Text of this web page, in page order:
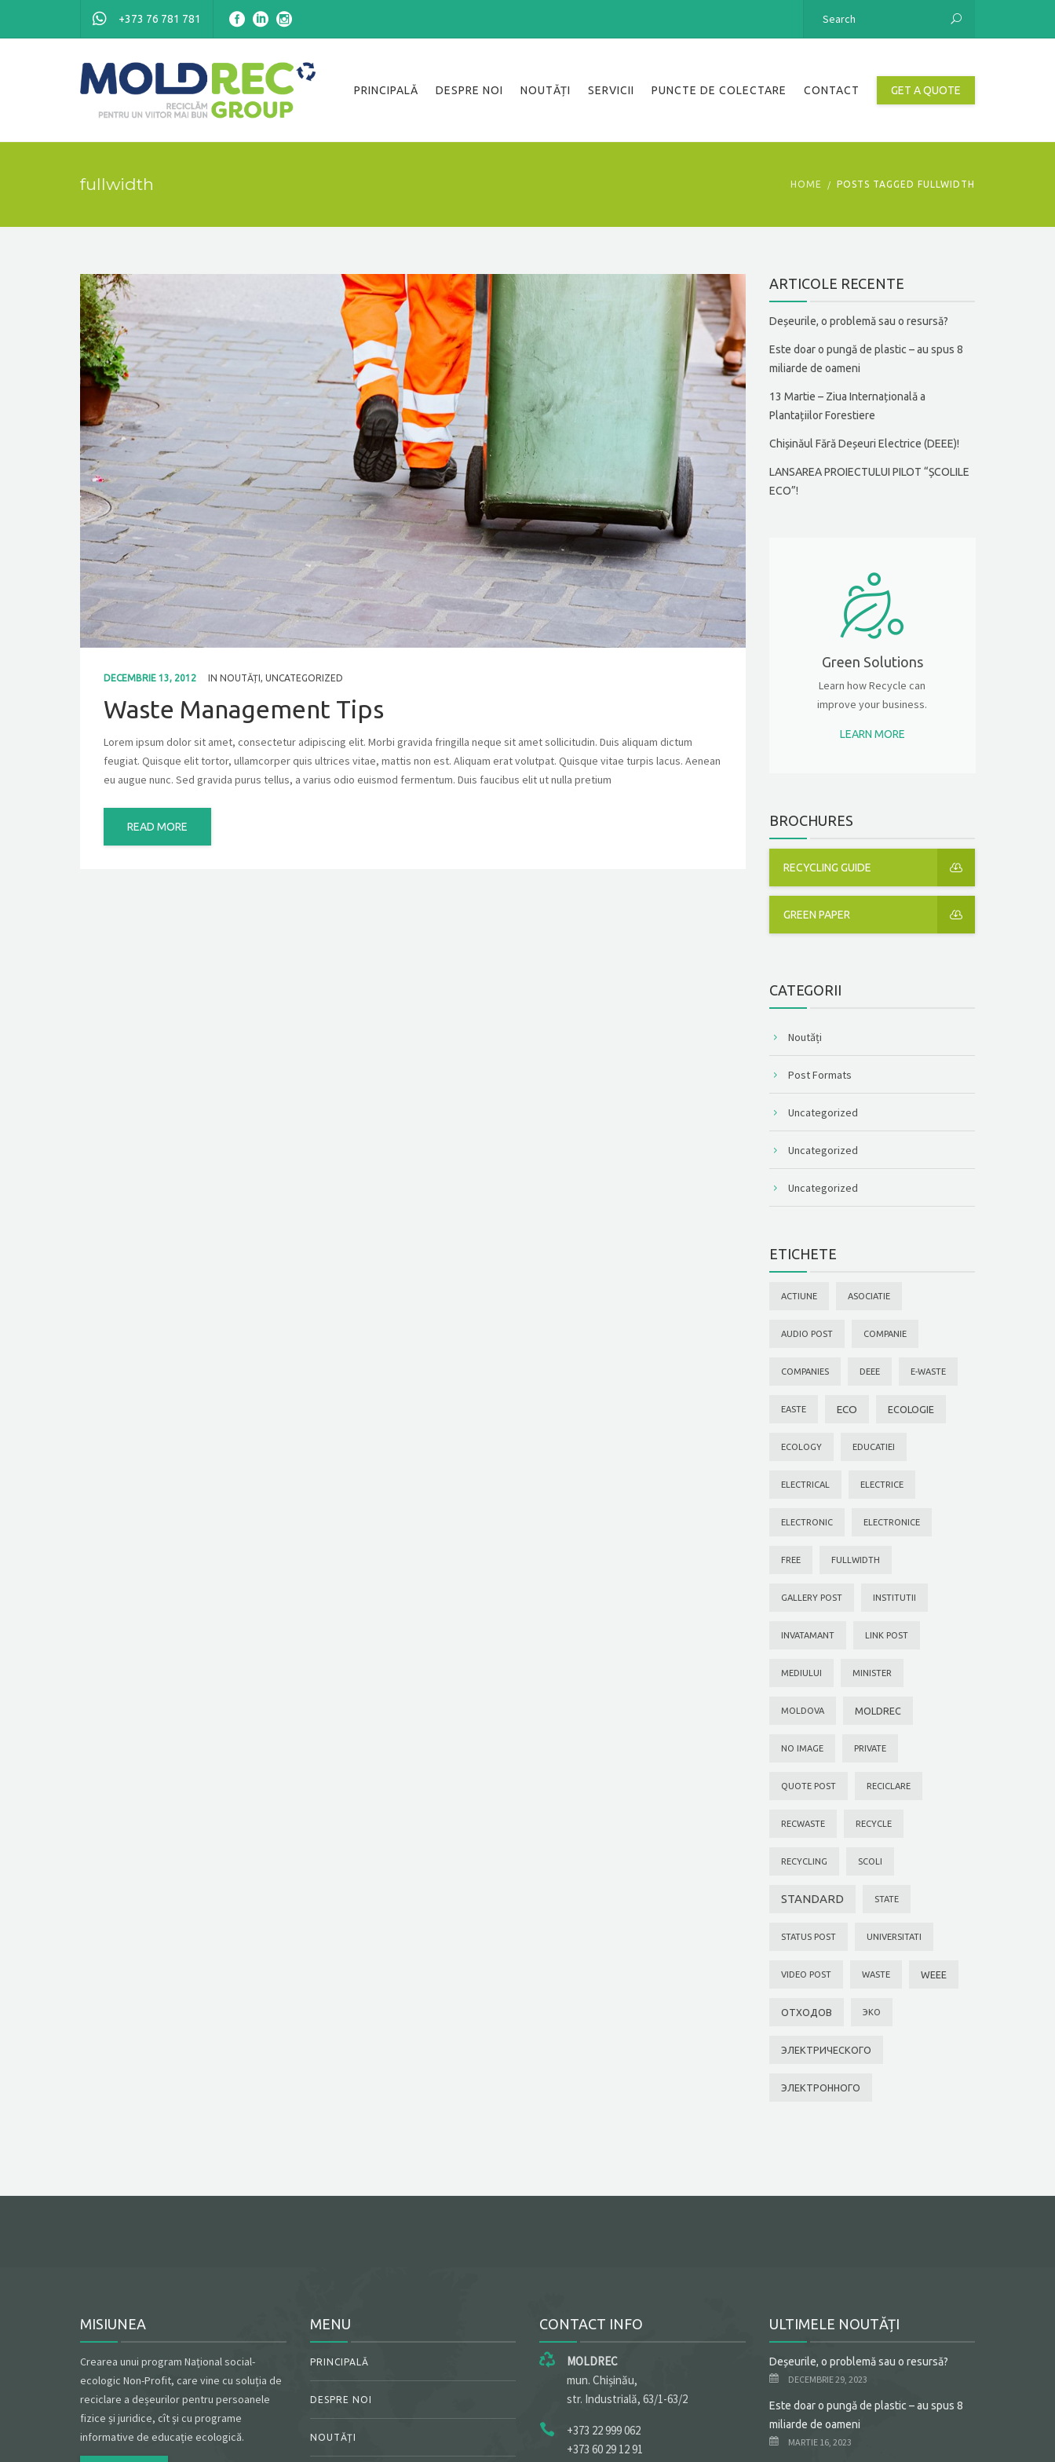
+373 76 781 781
PRINCIPALĂ DESPRE NOI NOUTĂȚI SERVICII PUNCTE DE COLECTARE CONTACT GET A QUOTE
fullwidth HOME POSTS TAGGED FULLWIDTH
DECEMBRIE 13, 2012 IN NOUTĂȚI, UNCATEGORIZED
Waste Management Tips
Lorem ipsum dolor sit amet, consectetur adipiscing elit. Morbi gravida fringilla neque sit amet sollicitudin. Duis aliquam dictum
feugiat. Quisque elit tortor, ullamcorper quis ultrices vitae, mattis non est. Aliquam erat volutpat. Quisque vitae turpis lacus. Aenean
eu augue nunc. Sed gravida purus tellus, a varius odio euismod fermentum. Duis faucibus elit ut nulla pretium
READ MORE
ARTICOLE RECENTE
Deșeurile, o problemă sau o resursă?
Este doar o pungă de plastic – au spus 8
miliarde de oameni
13 Martie – Ziua Internațională a
Plantațiilor Forestiere
Chișinăul Fără Deșeuri Electrice (DEEE)!
LANSAREA PROIECTULUI PILOT “ȘCOLILE
ECO”!
Green Solutions
Learn how Recycle can
improve your business.
LEARN MORE
BROCHURES
RECYCLING GUIDE
GREEN PAPER
CATEGORII
Noutăți
Post Formats
Uncategorized
Uncategorized
Uncategorized
ETICHETE
ACTIUNE ASOCIATIE
AUDIO POST COMPANIE
COMPANIES DEEE E-WASTE
EASTE ECO ECOLOGIE
ECOLOGY EDUCATIEI
ELECTRICAL ELECTRICE
ELECTRONIC ELECTRONICE
FREE FULLWIDTH
GALLERY POST INSTITUTII
INVATAMANT LINK POST
MEDIULUI MINISTER
MOLDOVA MOLDREC
NO IMAGE PRIVATE
QUOTE POST RECICLARE
RECWASTE RECYCLE
RECYCLING SCOLI
STANDARD STATE
STATUS POST UNIVERSITATI
VIDEO POST WASTE WEEE
ОТХОДОВ ЭКО
ЭЛЕКТРИЧЕСКОГО
ЭЛЕКТРОННОГО
MISIUNEA
Crearea unui program Național social-
ecologic Non-Profit, care vine cu soluția de
reciclare a deșeurilor pentru persoanele
fizice și juridice, cît și cu programe
informative de educație ecologică.
MENU
PRINCIPALĂ
DESPRE NOI
NOUTĂȚI
CONTACT INFO
MOLDREC
mun. Chișinău,
str. Industrială, 63/1-63/2
+373 22 999 062
+373 60 29 12 91
ULTIMELE NOUTĂȚI
Deșeurile, o problemă sau o resursă?
DECEMBRIE 29, 2023
Este doar o pungă de plastic – au spus 8
miliarde de oameni
MARTIE 16, 2023